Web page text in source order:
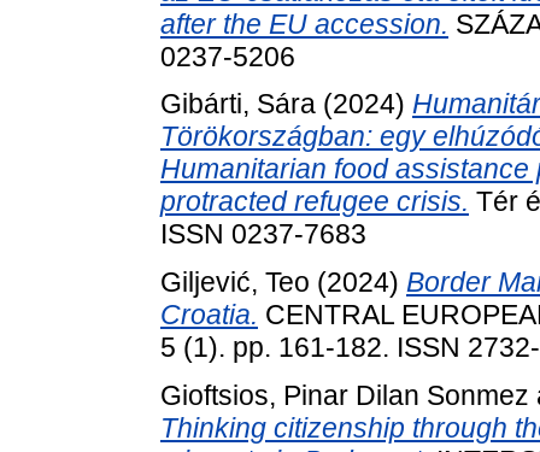
after the EU accession.
0237-5206
Gibárti, Sára (2024)
Törökországban: egy
Humanitarian food
protracted refugee crisis. Tér
ISSN 0237-7683
Giljević, Teo (2024) Border
Croatia. CENTRAL
5 (1). pp. 161-182. ISSN
Gioftsios, Pinar Dilan Sonmez
Thinking citizenship through